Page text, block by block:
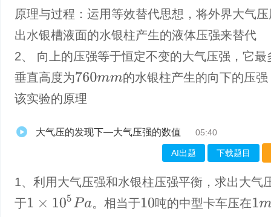
原理与过程：运用等效替代思想，将外界大气
出水银槽液面的水银柱产生的液体压强来替代
2、 向上的压强等于恒定不变的大气压强，它最
垂直高度为760mm
的水银柱产生的向下的压
该实验的原理
大气压的发现下—大气压强的数值 05:40
AI出题 下载题目
1、利用大气压强和水银柱压强平衡，求出大气
于1 105 P a 。相当于10 吨的中型卡车压在1 m2